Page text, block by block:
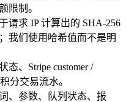
限制。
请求 IP 计算出的 SHA-256
我们使用哈希值而不是明
、Stripe customer /
分交易流水。
、参数、队列状态、报